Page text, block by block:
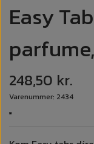
Easy
248,50 kr.
Varenummer: 2434